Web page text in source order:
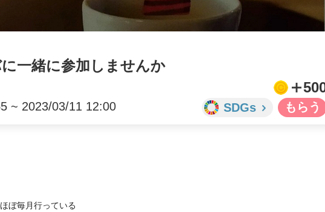
一緒に参加しませんか
~ 2023/03/11 12:00 SDGs
ぼ毎月行っている